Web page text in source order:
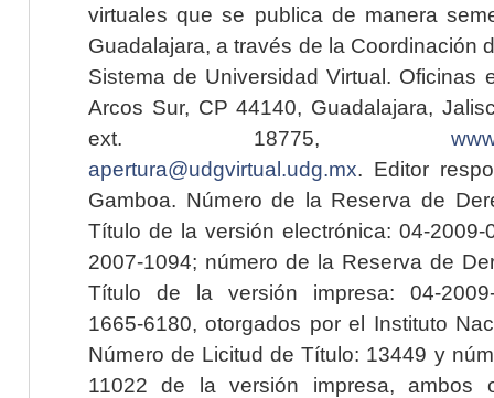
virtuales que se publica de manera
Guadalajara, a través de la Coordinación
Sistema de Universidad Virtual. Oficinas
Arcos Sur, CP 44140, Guadalajara,
ext. 18775,
apertura@udgvirtual.udg.mx. Editor
Gamboa. Número de la Reserva de
Título de la versión electrónica: 04-2009-
2007-1094; número de la Reserva de
Título de la versión impresa: 04-2009-
1665-6180, otorgados por el Instituto
Número de Licitud de Título: 13449 y
11022 de la versión impresa, ambos